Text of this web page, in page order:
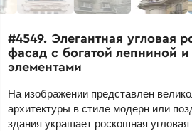
#4549. Элегантная угловая
фасад с богатой лепниной
элементами
На изображении представлен
архитектуры в стиле модерн или
здания украшает роскошная